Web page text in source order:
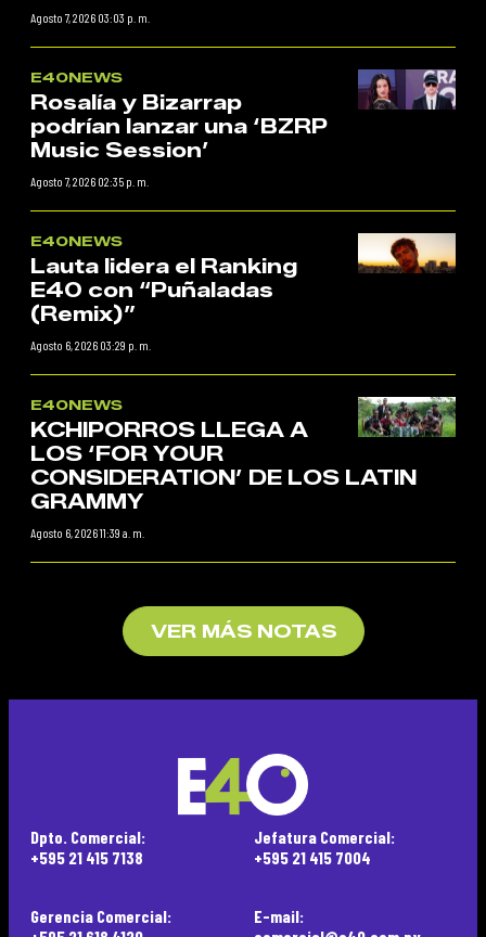
Agosto 7, 2026 03:03 p. m.
E40NEWS
Rosalía y Bizarrap
podrían lanzar una ‘BZRP
Music Session’
Agosto 7, 2026 02:35 p. m.
E40NEWS
Lauta lidera el Ranking
E40 con “Puñaladas
(Remix)”
Agosto 6, 2026 03:29 p. m.
E40NEWS
KCHIPORROS LLEGA A
LOS ‘FOR YOUR
CONSIDERATION’ DE LOS LATIN
GRAMMY
Agosto 6, 2026 11:39 a. m.
VER MÁS NOTAS
Dpto. Comercial:
+595 21 415 7138
Jefatura Comercial:
+595 21 415 7004
Gerencia Comercial:
E-mail: